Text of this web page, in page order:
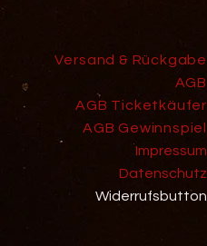
Versand & Rückgabe
AGB
AGB Ticketkäufer
AGB Gewinnspiel
Impressum
Datenschutz
Widerrufsbutton